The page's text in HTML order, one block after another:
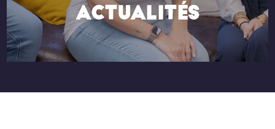
ACTUALITÉS